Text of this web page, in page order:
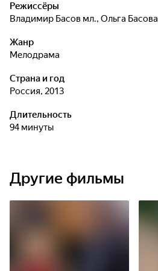
Режиссёры
Владимир Басов мл., Ольга Басова
Жанр
мелодрама
Страна и год
Россия, 2013
Длительность
94 минуты
Другие фильмы